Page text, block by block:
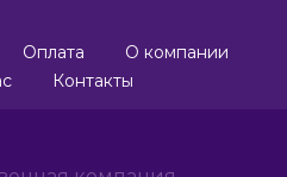
Оплата
О компании
Контакты